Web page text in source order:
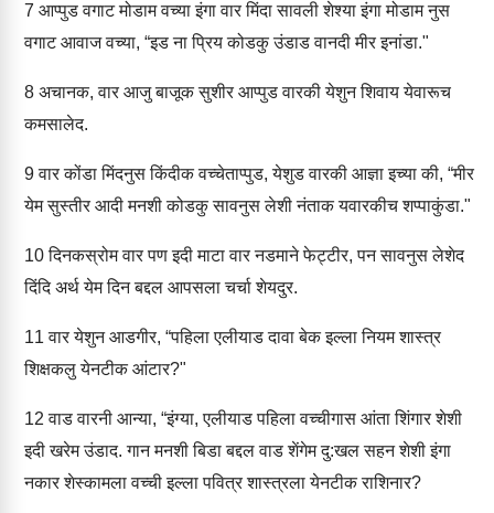
7 आप्पुड वगाट मोडाम वच्या इंगा वार मिंदा सावली शेश्या इंगा मोडाम नुस
वगाट आवाज वच्या, “इड ना प्रिय कोडकु उंडाड वानदी मीर इनांडा."
8 अचानक, वार आजु बाजूक सुशीर आप्पुड वारकी येशुन शिवाय येवारूच
कमसालेद.
9वार कोंडा मिंदनुस किंदीक वच्चेताप्पुड, येशुड वारकी आज्ञा इच्या की, “मीर
येम सुस्तीर आदी मनशी कोडकु सावनुस लेशी नंताक यवारकीच शप्पाकुंडा."
10दिनकस्रोम वार पण इदी माटा वार नडमाने फेट्टीर, पन सावनुस लेशेद
दिंदि अर्थ येम दिन बद्दल आपसला चर्चा शेयदुर.
11 वार येशुन आडगीर, “पहिला एलीयाड दावा बेक इल्ला नियम शास्त्र
शिक्षकलु येनटीक आंटार?"
12 वाड वारनी आन्या, “इंग्या, एलीयाड पहिला वच्चीगास आंता शिंगार शेशी
इदी खरेम उंडाद. गान मनशी बिडा बद्दल वाड शेंगेम दु:खल सहन शेशी इंगा
नकार शेस्कामला वच्ची इल्ला पवित्र शास्त्रला येनटीक राशिनार?